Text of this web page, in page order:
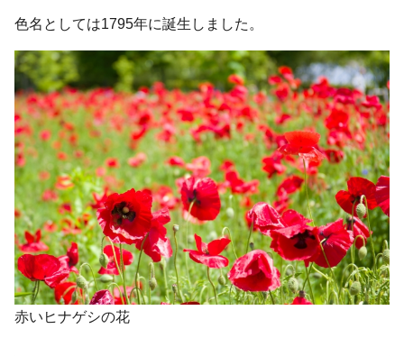
色名としては1795年に誕生しました。
赤いヒナゲシの花